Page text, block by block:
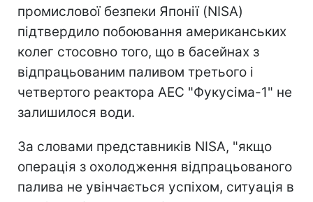
промислової безпеки Японії (NISA)
підтвердило побоювання американських
колег стосовно того, що в басейнах з
відпрацьованим паливом третього і
четвертого реактора АЕС "Фукусіма-1" не
залишилося води.
За словами представників NISA, "якщо
операція з охолодження відпрацьованого
палива не увінчається успіхом, ситуація в